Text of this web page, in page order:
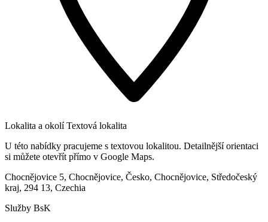
Lokalita a okolí Textová lokalita
U této nabídky pracujeme s textovou lokalitou. Detailnější orientaci
si můžete otevřít přímo v Google Maps.
Chocnějovice 5, Chocnějovice, Česko, Chocnějovice, Středočeský
kraj, 294 13, Czechia
Služby BsK